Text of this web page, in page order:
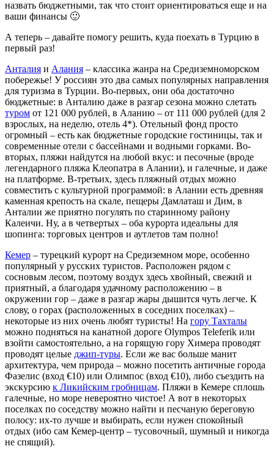
назвать бюджетными, так что стоит ориентироваться еще и на
ваши финансы 🙂
А теперь – давайте помогу решить, куда поехать в Турцию в
первый раз!
Анталия и Алания – классика жанра на Средиземноморском
побережье! У россиян это два самых популярных направления
для туризма в Турции. Во-первых, они оба достаточно
бюджетные: в Анталию даже в разгар сезона можно слетать
туром от 121 000 рублей, в Аланию – от 111 000 рублей (для 2
взрослых, на неделю, отель 4*). Отельный фонд просто
огромный – есть как бюджетные городские гостиницы, так и
современные отели с бассейнами и водными горками. Во-
вторых, пляжи найдутся на любой вкус: и песочные (вроде
легендарного пляжа Клеопатра в Алании), и галечные, и даже
на платформе. В-третьих, здесь пляжный отдых можно
совместить с культурной программой: в Алании есть древняя
каменная крепость на скале, пещеры Дамлаташ и Дим, в
Анталии же приятно погулять по старинному району
Калеичи. Ну, а в четвертых – оба курорта идеальны для
шопинга: торговых центров и аутлетов там полно!
Кемер – турецкий курорт на Средиземном море, особенно
популярный у русских туристов. Расположен рядом с
сосновым лесом, поэтому воздух здесь хвойный, свежий и
приятный, а благодаря удачному расположению – в
окружении гор – даже в разгар жары дышится чуть легче. К
слову, о горах (расположенных в соседних поселках) –
некоторые из них очень любят туристы! На гору Тахталы
можно подняться на канатной дороге Olympos Teleferik или
взойти самостоятельно, а на горящую гору Химера проводят
проводят целые джип-туры. Если же вас больше манит
архитектура, чем природа – можно посетить античные города
Фазелис (вход €10) или Олимпос (вход €10), либо съездить на
экскурсию к Ликийским гробницам. Пляжи в Кемере сплошь
галечные, но море невероятно чистое! А вот в некоторых
поселках по соседству можно найти и песчаную береговую
полосу: их-то лучше и выбирать, если нужен спокойный
отдых (ибо сам Кемер-центр – тусовочный, шумный и никогда
не спящий).